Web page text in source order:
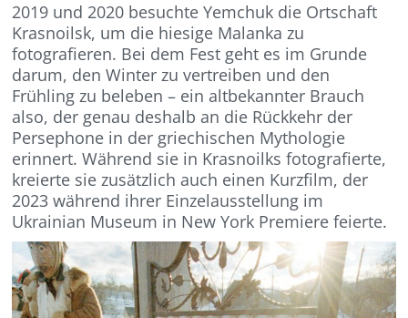
2019 und 2020 besuchteYemchuk die Ortschaft
Krasnoilsk, um die hiesige Malanka zu
fotografieren. Bei dem Fest geht es im Grunde
darum, den Winter zu vertreiben und den
Frühling zu beleben – ein altbekannter Brauch
also, der genau deshalb an die Rückkehr der
Persephone in der griechischen Mythologie
erinnert.Während sie in Krasnoilks fotografierte,
kreierte sie zusätzlich auch einen Kurzfilm, der
2023während ihrer Einzelausstellung im
Ukrainian Museum in New York Premiere feierte.